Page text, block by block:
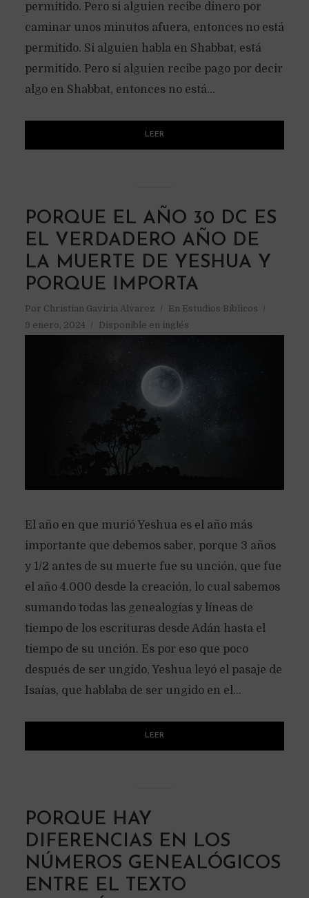
permitido. Pero si alguien recibe dinero por
caminar unos minutos afuera, entonces no está
permitido. Si alguien habla en Shabbat, está
permitido. Pero si alguien recibe pago por decir
algo en Shabbat, entonces no está...
LEER
PORQUE EL AÑO 30 DC ES
EL VERDADERO AÑO DE
LA MUERTE DE YESHUA Y
PORQUE IMPORTA
Por Christian Gaviria Alvarez En Estudios Bíblicos
9 enero, 2024
Disponible en inglés
El año en que murió Yeshua es el año más
importante que debemos saber, porque 3 años
y 1/2 antes de su muerte fue su unción, que fue
el año 4.000 desde la creación, lo cual sabemos
sumando todas las genealogías y líneas de
tiempo de los escrituras desde Adán hasta el
tiempo de su unción. Es por eso que poco
después de ser ungido, Yeshua leyó el pasaje de
Isaías, que hablaba de ser ungido en el...
LEER
PORQUE HAY
DIFERENCIAS EN LOS
NÚMEROS GENEALÓGICOS
ENTRE EL TEXTO